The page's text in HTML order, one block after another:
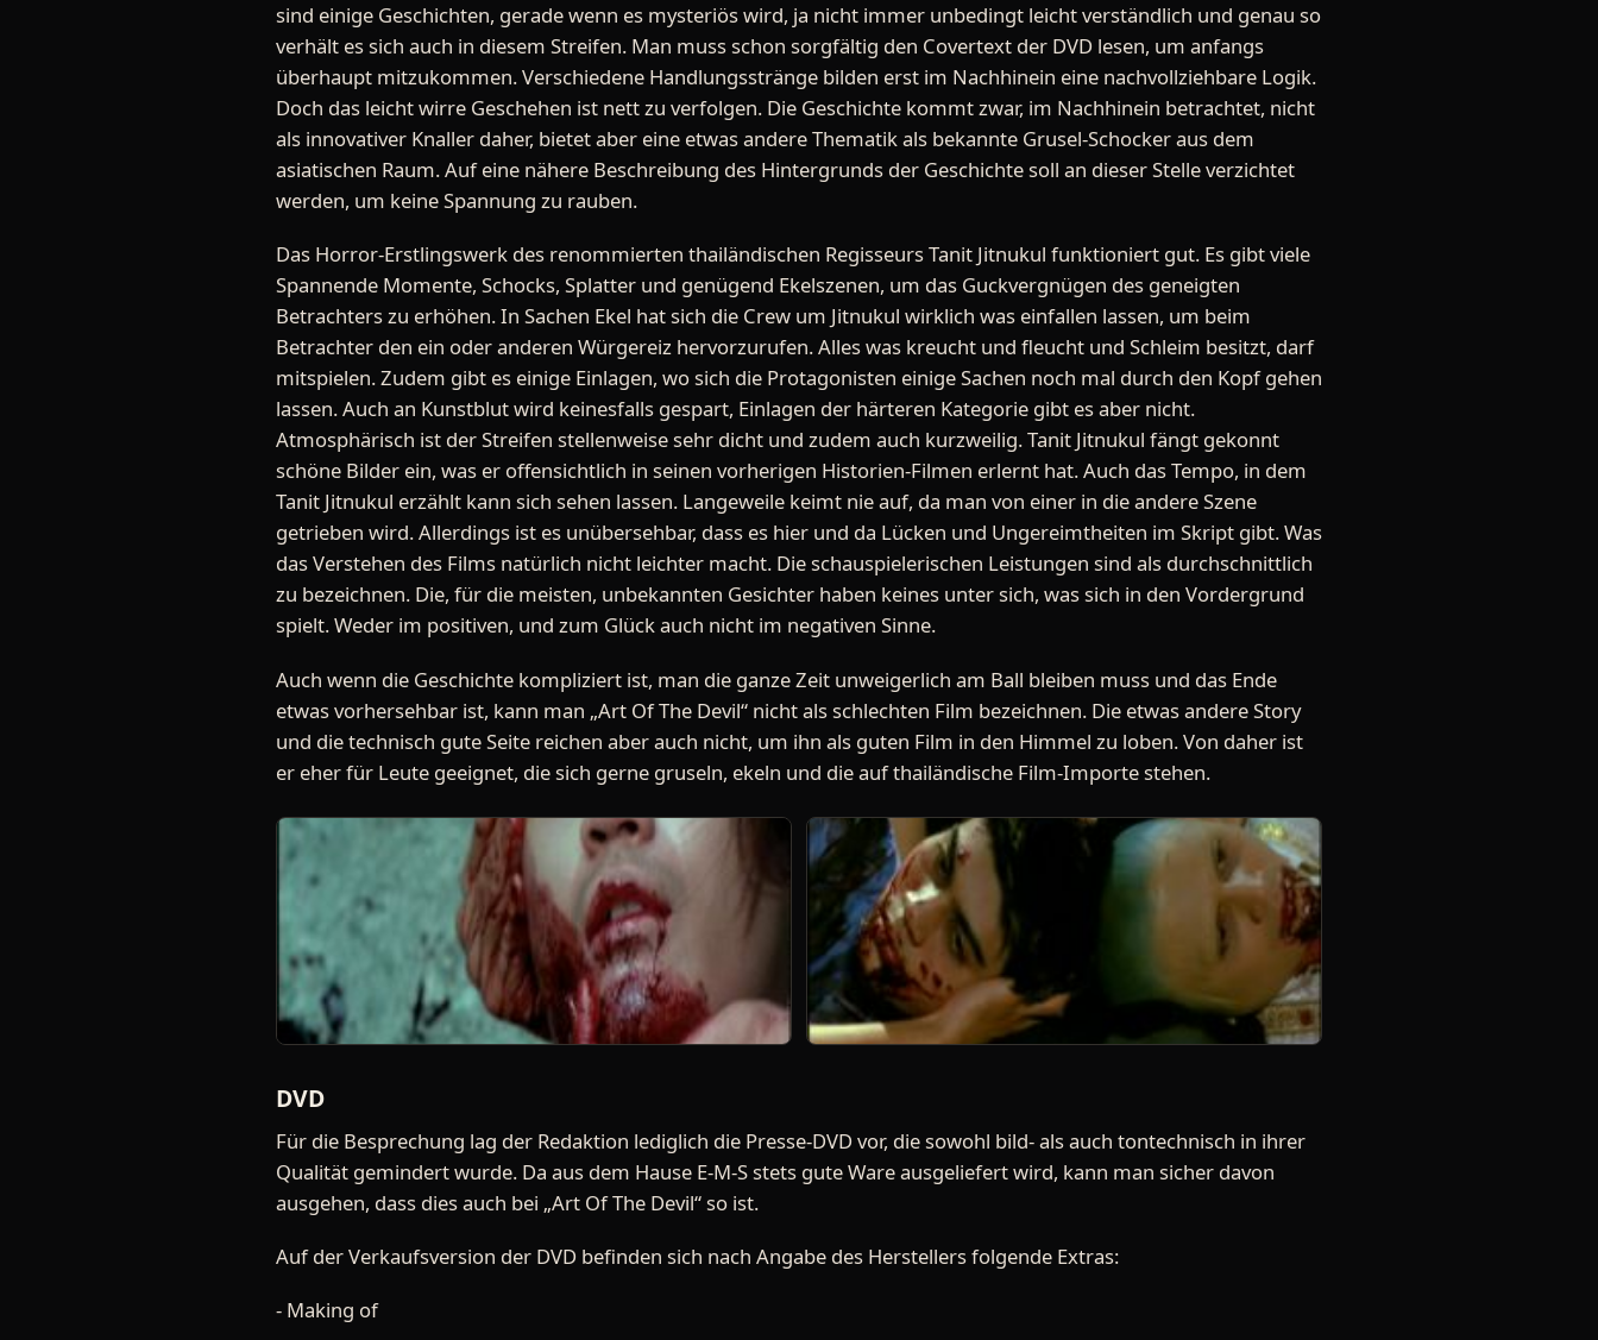
sind einige Geschichten, gerade wenn es mysteriös wird, ja nicht immer unbedingt leicht verständlich und genau so
verhält es sich auch in diesem Streifen. Man muss schon sorgfältig den Covertext der DVD lesen, um anfangs
überhaupt mitzukommen. Verschiedene Handlungsstränge bilden erst im Nachhinein eine nachvollziehbare Logik.
Doch das leicht wirre Geschehen ist nett zu verfolgen. Die Geschichte kommt zwar, im Nachhinein betrachtet, nicht
als innovativer Knaller daher, bietet aber eine etwas andere Thematik als bekannte Grusel-Schocker aus dem
asiatischen Raum. Auf eine nähere Beschreibung des Hintergrunds der Geschichte soll an dieser Stelle verzichtet
werden, um keine Spannung zu rauben.
Das Horror-Erstlingswerk des renommierten thailändischen Regisseurs Tanit Jitnukul funktioniert gut. Es gibt viele
Spannende Momente, Schocks, Splatter und genügend Ekelszenen, um das Guckvergnügen des geneigten
Betrachters zu erhöhen. In Sachen Ekel hat sich die Crew um Jitnukul wirklich was einfallen lassen, um beim
Betrachter den ein oder anderen Würgereiz hervorzurufen. Alles was kreucht und fleucht und Schleim besitzt, darf
mitspielen. Zudem gibt es einige Einlagen, wo sich die Protagonisten einige Sachen noch mal durch den Kopf gehen
lassen. Auch an Kunstblut wird keinesfalls gespart, Einlagen der härteren Kategorie gibt es aber nicht.
Atmosphärisch ist der Streifen stellenweise sehr dicht und zudem auch kurzweilig. Tanit Jitnukul fängt gekonnt
schöne Bilder ein, was er offensichtlich in seinen vorherigen Historien-Filmen erlernt hat. Auch das Tempo, in dem
Tanit Jitnukul erzählt kann sich sehen lassen. Langeweile keimt nie auf, da man von einer in die andere Szene
getrieben wird. Allerdings ist es unübersehbar, dass es hier und da Lücken und Ungereimtheiten im Skript gibt. Was
das Verstehen des Films natürlich nicht leichter macht. Die schauspielerischen Leistungen sind als durchschnittlich
zu bezeichnen. Die, für die meisten, unbekannten Gesichter haben keines unter sich, was sich in den Vordergrund
spielt. Weder im positiven, und zum Glück auch nicht im negativen Sinne.
Auch wenn die Geschichte kompliziert ist, man die ganze Zeit unweigerlich am Ball bleiben muss und das Ende
etwas vorhersehbar ist, kann man „Art Of The Devil“ nicht als schlechten Film bezeichnen. Die etwas andere Story
und die technisch gute Seite reichen aber auch nicht, um ihn als guten Film in den Himmel zu loben. Von daher ist
er eher für Leute geeignet, die sich gerne gruseln, ekeln und die auf thailändische Film-Importe stehen.
DVD
Für die Besprechung lag der Redaktion lediglich die Presse-DVD vor, die sowohl bild- als auch tontechnisch in ihrer
Qualität gemindert wurde. Da aus dem Hause E-M-S stets gute Ware ausgeliefert wird, kann man sicher davon
ausgehen, dass dies auch bei „Art Of The Devil“ so ist.
Auf der Verkaufsversion der DVD befinden sich nach Angabe des Herstellers folgende Extras:
- Making of